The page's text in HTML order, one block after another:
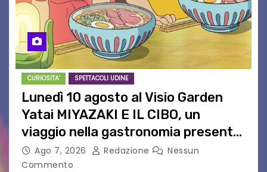
CURIOSITA' SPETTACOLI UDINE
Lunedì 10 agosto al Visio Garden
Yatai MIYAZAKI E IL CIBO, un
viaggio nella gastronomia presente
nei film di Hayao Miyazaki!
Ago 7, 2026 Redazione
Nessun
Commento